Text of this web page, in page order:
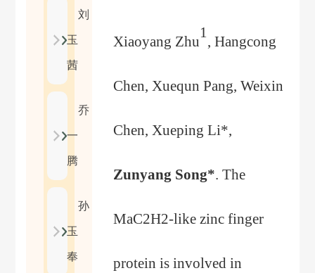
刘
玉
茜
乔
一
腾
孙
玉
奉
Xiaoyang Zhu
1
, Hangcong
Chen, Xuequn Pang, Weixin
Chen, Xueping Li*,
Zunyang Song*. The
MaC2H2-like zinc finger
protein is involved in